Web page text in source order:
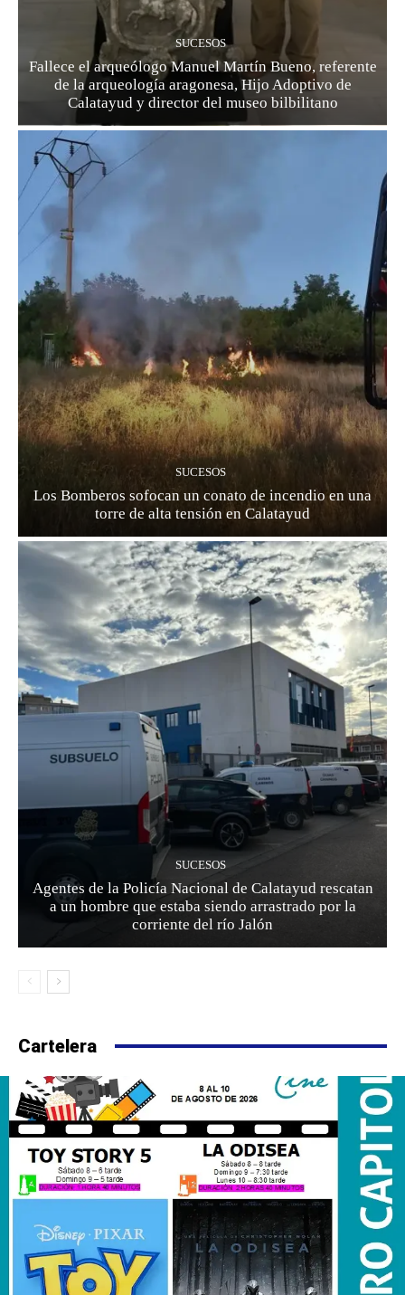
SUCESOS
Fallece el arqueólogo Manuel Martín Bueno, referente
de la arqueología aragonesa, Hijo Adoptivo de
Calatayud y director del museo bilbilitano
SUCESOS
Los Bomberos sofocan un conato de incendio en una
torre de alta tensión en Calatayud
SUCESOS
Agentes de la Policía Nacional de Calatayud rescatan
a un hombre que estaba siendo arrastrado por la
corriente del río Jalón
Cartelera